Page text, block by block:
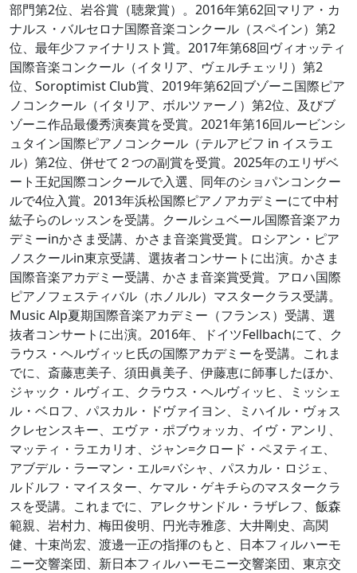
部門第2位、岩谷賞（聴衆賞）。2016年第62回マリア・カ
ナルス・バルセロナ国際音楽コンクール（スペイン）第2
位、最年少ファイナリスト賞。2017年第68回ヴィオッティ
国際音楽コンクール（イタリア、ヴェルチェッリ）第2
位、Soroptimist Club賞、2019年第62回ブゾーニ国際ピア
ノコンクール（イタリア、ボルツァーノ）第2位、及びブ
ゾーニ作品最優秀演奏賞を受賞。2021年第16回ルービンシ
ュタイン国際ピアノコンクール（テルアビフ in イスラエ
ル）第2位、併せて２つの副賞を受賞。2025年のエリザベ
ート王妃国際コンクールで入選、同年のショパンコンクー
ルで4位入賞。2013年浜松国際ピアノアカデミーにて中村
紘子らのレッスンを受講。クールシュベール国際音楽アカ
デミーinかさま受講、かさま音楽賞受賞。ロシアン・ピア
ノスクールin東京受講、選抜者コンサートに出演。かさま
国際音楽アカデミー受講、かさま音楽賞受賞。アロハ国際
ピアノフェスティバル（ホノルル）マスタークラス受講。
Music Alp夏期国際音楽アカデミー（フランス）受講、選
抜者コンサートに出演。2016年、ドイツFellbachにて、ク
ラウス・ヘルヴィッヒ氏の国際アカデミーを受講。これま
でに、斎藤恵美子、須田眞美子、伊藤恵に師事したほか、
ジャック・ルヴィエ、クラウス・ヘルヴィッヒ、ミッシェ
ル・ベロフ、パスカル・ドヴァイヨン、ミハイル・ヴォス
クレセンスキー、エヴァ・ポブウォッカ、イヴ・アンリ、
マッティ・ラエカリオ、ジャン=クロード・ペヌティエ、
アブデル・ラーマン・エル=バシャ、パスカル・ロジェ、
ルドルフ・マイスター、ケマル・ゲキチらのマスタークラ
スを受講。これまでに、アレクサンドル・ラザレフ、飯森
範親、岩村力、梅田俊明、円光寺雅彦、大井剛史、高関
健、十束尚宏、渡邊一正の指揮のもと、日本フィルハーモ
ニー交響楽団、新日本フィルハーモニー交響楽団、東京交